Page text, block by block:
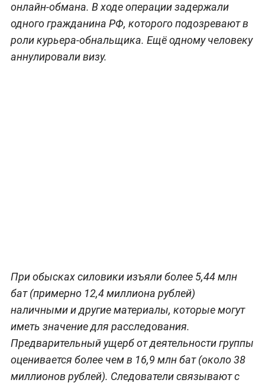
онлайн-обмана. В ходе операции задержали
одного гражданина РФ, которого подозревают в
роли курьера-обнальщика. Ещё одному человеку
аннулировали визу.
При обысках силовики изъяли более 5,44 млн
бат (примерно 12,4 миллиона рублей)
наличными и другие материалы, которые могут
иметь значение для расследования.
Предварительный ущерб от деятельности группы
оценивается более чем в 16,9 млн бат (около 38
миллионов рублей). Следователи связывают с